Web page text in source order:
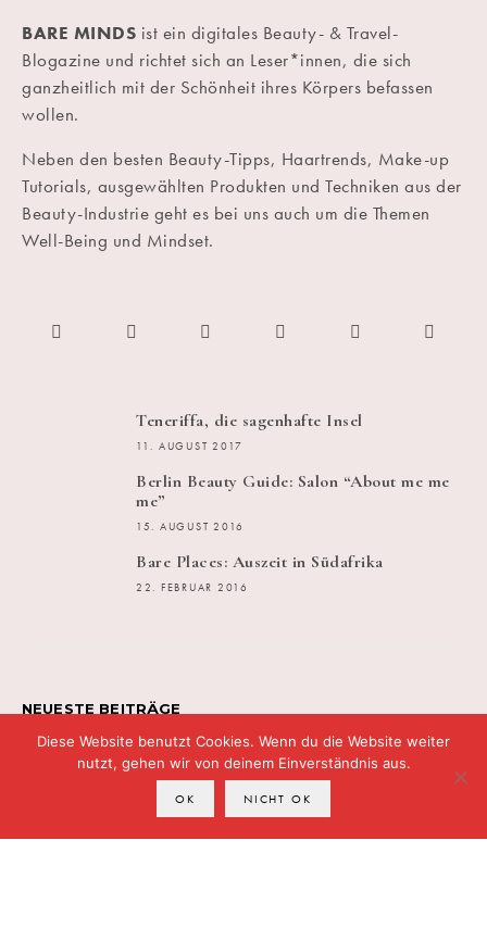
BARE MINDS ist ein digitales Beauty- & Travel-
Blogazine und richtet sich an Leser*innen, die sich
ganzheitlich mit der Schönheit ihres Körpers befassen
wollen.
Neben den besten Beauty-Tipps, Haartrends, Make-up
Tutorials, ausgewählten Produkten und Techniken aus der
Beauty-Industrie geht es bei uns auch um die Themen
Well-Being und Mindset.
Teneriffa, die sagenhafte Insel
11. AUGUST 2017
Berlin Beauty Guide: Salon “About me me
me”
15. AUGUST 2016
Bare Places: Auszeit in Südafrika
22. FEBRUAR 2016
NEUESTE BEITRÄGE
„Ich bin keine Kopie – #undupable“
Bare Minds News
Diese Website benutzt Cookies. Wenn du die Website weiter
nutzt, gehen wir von deinem Einverständnis aus.
OK NICHT OK